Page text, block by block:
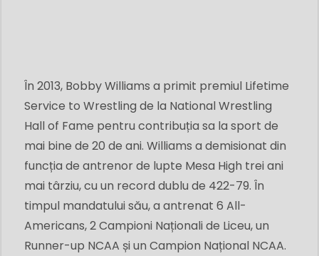
În 2013, Bobby Williams a primit premiul Lifetime
Service to Wrestling de la National Wrestling
Hall of Fame pentru contribuția sa la sport de
mai bine de 20 de ani. Williams a demisionat din
funcția de antrenor de lupte Mesa High trei ani
mai târziu, cu un record dublu de 422-79. În
timpul mandatului său, a antrenat 6 All-
Americans, 2 Campioni Naționali de Liceu, un
Runner-up NCAA și un Campion Național NCAA.